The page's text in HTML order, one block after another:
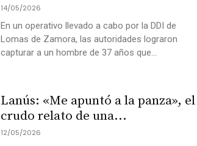
14/05/2026
En un operativo llevado a cabo por la DDI de
Lomas de Zamora, las autoridades lograron
capturar a un hombre de 37 años que...
Lanús: «Me apuntó a la panza», el
crudo relato de una...
12/05/2026